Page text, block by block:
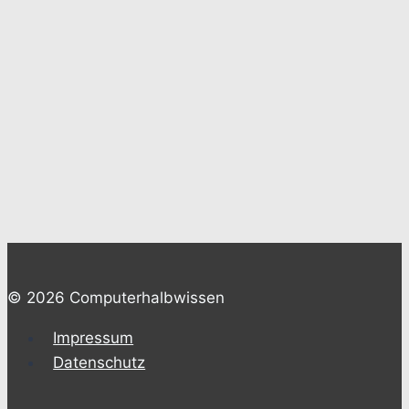
© 2026 Computerhalbwissen
Impressum
Datenschutz